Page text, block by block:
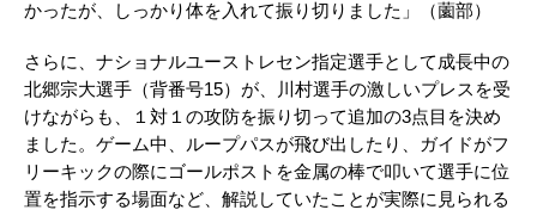
かったが、しっかり体を入れて振り切りました」（薗部）
さらに、ナショナルユーストレセン指定選手として成長中の
北郷宗大選手（背番号15）が、川村選手の激しいプレスを受
けながらも、１対１の攻防を振り切って追加の3点目を決め
ました。ゲーム中、ループパスが飛び出したり、ガイドがフ
リーキックの際にゴールポストを金属の棒で叩いて選手に位
置を指示する場面など、解説していたことが実際に見られる